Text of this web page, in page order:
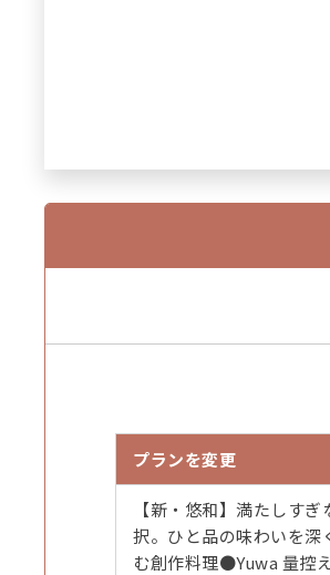
プランを変更
【新・悠和】満たしすぎ
択。ひと品の味わいを深
む創作料理●Yuwa 量控